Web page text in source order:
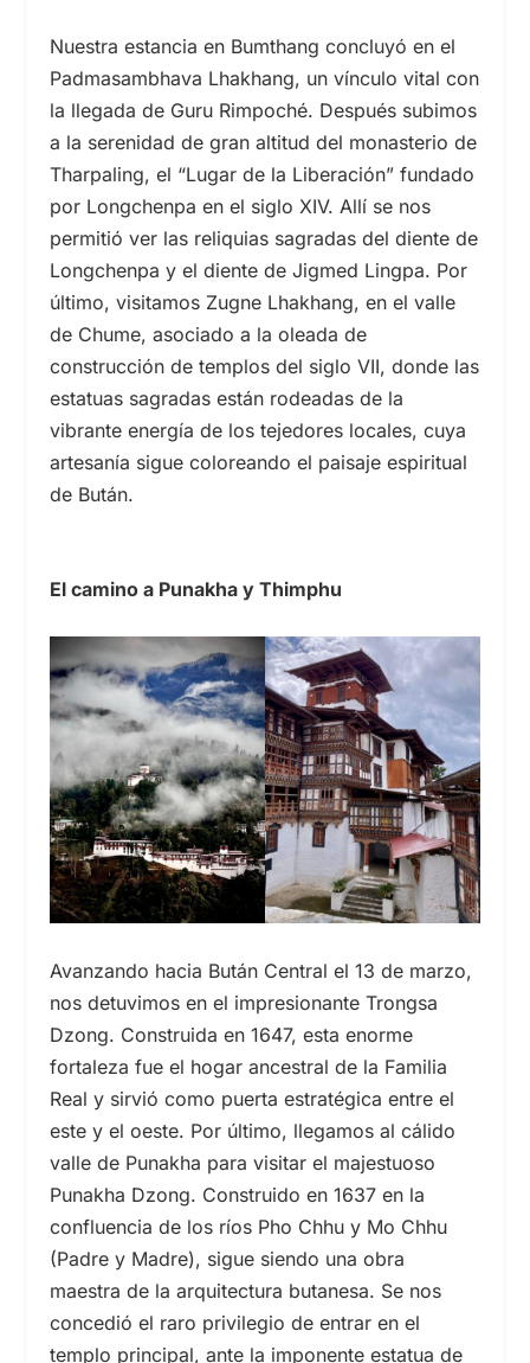
Nuestra estancia en Bumthang concluyó en el
Padmasambhava Lhakhang, un vínculo vital con
la llegada de Guru Rimpoché. Después subimos
a la serenidad de gran altitud del monasterio de
Tharpaling, el “Lugar de la Liberación” fundado
por Longchenpa en el siglo XIV. Allí se nos
permitió ver las reliquias sagradas del diente de
Longchenpa y el diente de Jigmed Lingpa. Por
último, visitamos Zugne Lhakhang, en el valle
de Chume, asociado a la oleada de
construcción de templos del siglo VII, donde las
estatuas sagradas están rodeadas de la
vibrante energía de los tejedores locales, cuya
artesanía sigue coloreando el paisaje espiritual
de Bután.
El camino a Punakha y Thimphu
Avanzando hacia Bután Central el 13de marzo,
nos detuvimos en el impresionante Trongsa
Dzong. Construida en 1647, esta enorme
fortaleza fue el hogar ancestral de la Familia
Real y sirvió como puerta estratégica entre el
este y el oeste. Por último, llegamos al cálido
valle de Punakha para visitar el majestuoso
Punakha Dzong. Construido en 1637 en la
confluencia de los ríos Pho Chhu y Mo Chhu
(Padre y Madre), sigue siendo una obra
maestra de la arquitectura butanesa. Se nos
concedió el raro privilegio de entrar en el
templo principal, ante la imponente estatua de